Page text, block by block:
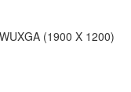
(1900 X 1200)